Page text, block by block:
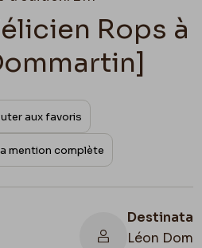
Rops à
aux favoris
mention complète
Léon